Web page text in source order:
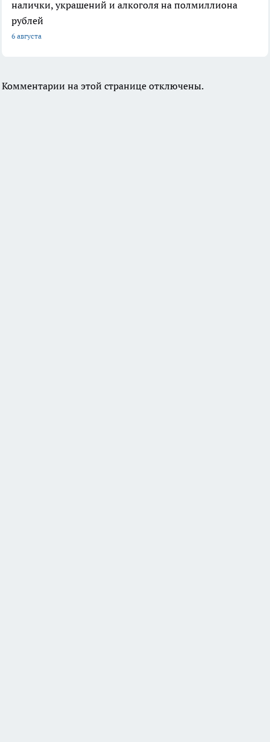
налички, украшений и алкоголя на полмиллиона
рублей
6 августа
Комментарии на этой странице отключены.